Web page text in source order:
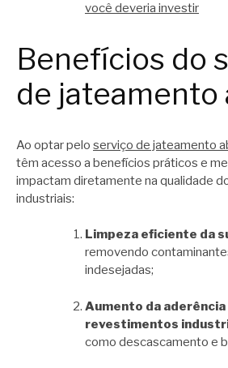
você deveria investir
Benefícios do
de jateamento
Ao optar pelo serviço de jateamento
têm acesso a benefícios práticos e
impactam diretamente na qualidade
industriais:
Limpeza eficiente da
removendo
indesejadas;
Aumento da
revestimentos
como descascamento e